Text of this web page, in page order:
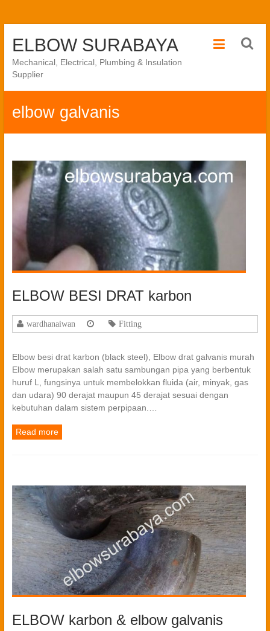
ELBOW SURABAYA
Mechanical, Electrical, Plumbing & Insulation
Supplier
elbow galvanis
ELBOW BESI DRAT karbon
wardhanaiwan Fitting
Elbow besi drat karbon (black steel), Elbow drat galvanis murah
Elbow merupakan salah satu sambungan pipa yang berbentuk
huruf L, fungsinya untuk membelokkan fluida (air, minyak, gas
dan udara) 90 derajat maupun 45 derajat sesuai dengan
kebutuhan dalam sistem perpipaan.…
Read more
ELBOW karbon & elbow galvanis